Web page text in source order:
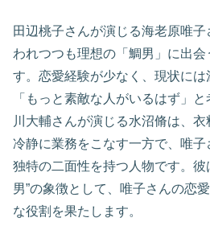
田辺桃子さんが演じる海老原唯
われつつも理想の「鯛男」に出
す。恋愛経験が少なく、現状に
「もっと素敵な人がいるはず」
川大輔さんが演じる水沼脩は、
冷静に業務をこなす一方で、唯
独特の二面性を持つ人物です。彼
男”の象徴として、唯子さんの恋
な役割を果たします。